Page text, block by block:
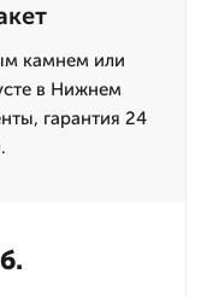
камнем или
в Нижнем
гарантия 24